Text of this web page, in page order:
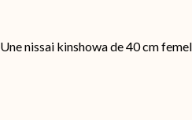
Une nissai kinshowa de 40 cm